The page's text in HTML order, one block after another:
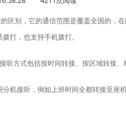
区别，它的通信范围是覆盖全国的，
打，也支持手机拨打。
听方式包括按时间转接、按区域转接、
机接听，例如上班时间全都转接至座